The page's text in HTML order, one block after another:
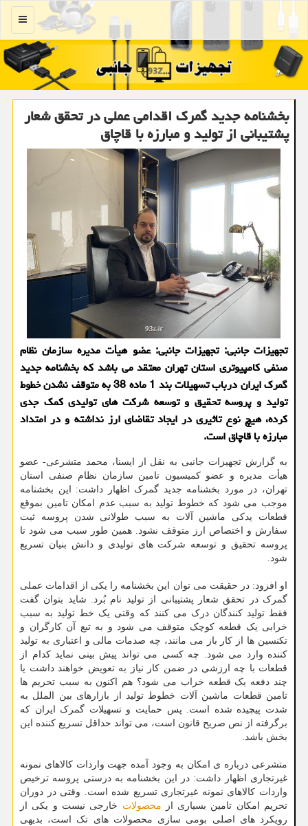
منو
بخشنامه جدید گمرک اقدامی عملی در تحقق شعار
پشتیبانی از تولید و مبارزه با قاچاق
تجهیزات جانبی: تجهیزات جانبی: عضو هیأت مدیره سازمان نظام
صنفی کامپیوتری استان تهران معتقد می باشد که بخشنامه جدید
گمرک ایران درباب تسهیلات بند 1 ماده 38 به متوقف نشدن خطوط
تولید و پروسه تحقیق و توسعه شرکت های تولیدی کمک جدی
کرده، هیچ نوع تاثیری در ایجاد تقاضای ارز نداشته و در امتداد
مبارزه با قاچاق است.
به گزارش تجهیزات جانبی به نقل از ایسنا، محمد متشرعی- عضو
هیأت مدیره و عضو کمیسیون تامین سازمان نظام صنفی استان
تهران، در مورد بخشنامه جدید گمرک اظهار داشت: این بخشنامه
موجب می شود که خطوط تولید به سبب عدم امکان تامین بموقع
قطعات یدکی ماشین آلات به سبب طولانی شدن پروسه ثبت
سفارش و اختصاص ارز متوقف نشود. همین طور سبب می شود تا
پروسه تحقیق و توسعه شرکت های تولیدی و دانش بنیان تسریع
شود.
او افزود: در حقیقت می توان این بخشنامه را یکی از اقدامات عملی
گمرک در تحقق شعار پشتیبانی از تولید نام بُرد. شاید بتوان گفت
فقط تولید کنندگان درک می کنند که وقتی یک خط تولید به سبب
خرابی یک قطعه کوچک متوقف می شود و به تبع آن کارگران و
تکنسین ها از کار باز می مانند، چه صدمات مالی و اعتباری به تولید
کننده وارد می شود. چه کسی می تواند پیش بینی نماید کدام از
قطعات با چه ارزشی در ضمن کار نیاز به تعویض خواهند داشت یا
چند دفعه یک قطعه خراب می شود؟ هم اکنون به سبب تحریم ها
تامین قطعات ماشین آلات خطوط تولید از بازارهای بین الملل به
شدت پیچیده شده است. پس حمایت و تسهیلات گمرک ایران که
برگرفته از نص صریح قانون است، می تواند حداقل تسریع کننده این
بخش باشد.
متشرعی درباره ی امکان به وجود آمده جهت واردات کالاهای نمونه
غیرتجاری اظهار داشت: در این بخشنامه به درستی پروسه ترخیص
واردات کالاهای نمونه غیرتجاری تسریع شده است. وقتی در دوران
تحریم امکان تامین بسیاری از محصولات خارجی نیست و یکی از
رویکرد های اصلی بومی سازی محصولات های تک است، بدیهی